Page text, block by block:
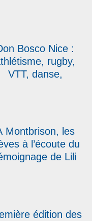
Sacré-Cœur Don
de Sainte-
Sigolène
Bosco Nice :
rugby,
VTT, danse,
Montbrison, les
à l’écoute du
de Lili
Bergen-Belsen
édition des